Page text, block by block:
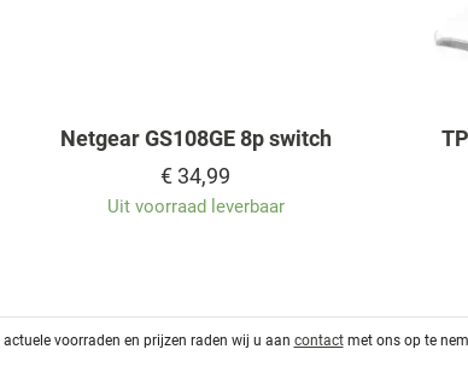
Netgear GS108GE 8p switch
€ 34,99
Uit voorraad leverbaar
actuele voorraden en prijzen raden wij u aan contactmet ons op te